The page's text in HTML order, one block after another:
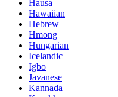
Hausa
Hawaiian
Hebrew
Hmong
Hungarian
Icelandic
Igbo
Javanese
Kannada